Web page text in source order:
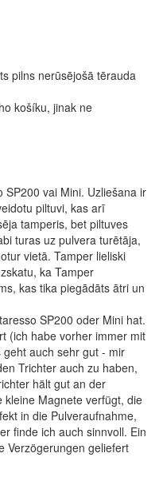
pilns nerūsējošā tērauda
košíku, jinak ne
SP200 vai Mini. Uzliešana ir
piltuvi, kas arī
tamperis, bet piltuves
turas uz pulvera turētāja,
vietā. Tamper lieliski
ka Tamper
kas tika piegādāts ātri un
SP200 oder Mini hat.
(ich habe vorher immer mit
auch sehr gut - mir
Trichter auch zu haben,
hält gut an der
Magnete verfügt, die
in die Pulveraufnahme,
finde ich auch sinnvoll. Ein
Verzögerungen geliefert